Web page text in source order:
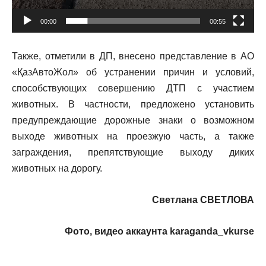
00:00 00:55
Также, отметили в ДП, внесено представление в АО
«ҚазАвтоЖол» об устранении причин и условий,
способствующих совершению ДТП с участием
животных. В частности, предложено установить
предупреждающие дорожные знаки о возможном
выходе животных на проезжую часть, а также
заграждения, препятствующие выходу диких
животных на дорогу.
Светлана СВЕТЛОВА
Фото, видео аккаунта karaganda_vkurse